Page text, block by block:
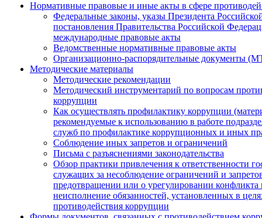
Нормативные правовые и иные акты в сфере
Федеральные законы, указы Президента
постановления Правительства Российской
международные правовые акты
Ведомственные нормативные правовые акты
Организационно-распорядительные документы
Методические материалы
Методические рекомендации
Методический инструментарий по вопросам
коррупции
Как осуществлять профилактику коррупции
рекомендуемые к использованию в работе
служб по профилактике коррупционных и иных
Соблюдение иных запретов и ограничений
Письма с разъяснениями законодательства
Обзор практики привлечения к ответственности
служащих за несоблюдение ограничений и
предотвращении или о урегулировании конфликта
неисполнение обязанностей, установленных в
противодействия коррупции